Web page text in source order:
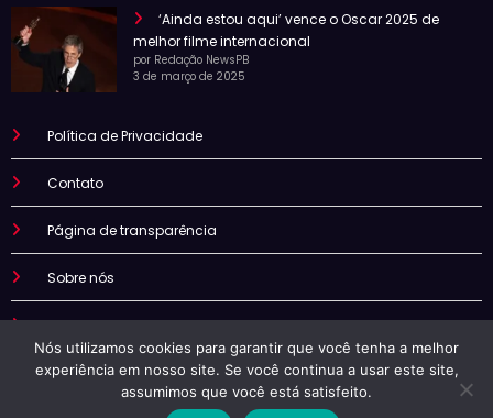
‘Ainda estou aqui’ vence o Oscar 2025 de
melhor filme internacional
por Redação NewsPB
3 de março de 2025
Política de Privacidade
Contato
Página de transparência
Sobre nós
Termo de uso
Nós utilizamos cookies para garantir que você tenha a melhor
experiência em nosso site. Se você continua a usar este site,
assumimos que você está satisfeito.